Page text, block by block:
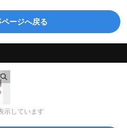
ージへ戻る
示しています